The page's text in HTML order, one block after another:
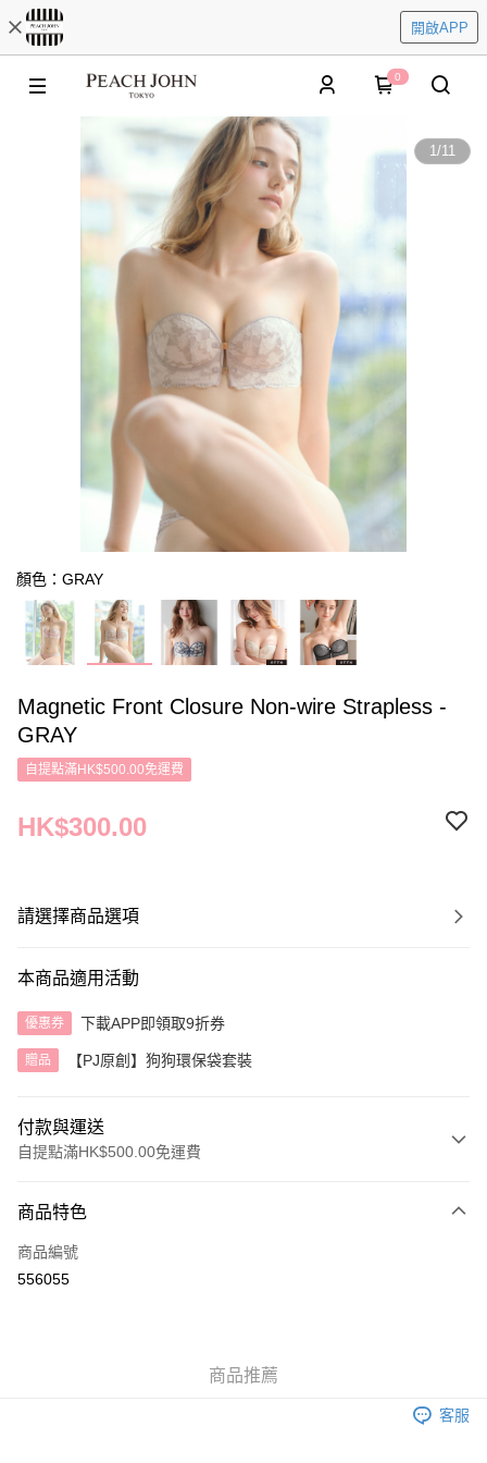
開啟APP
0
1/11
顏色：GRAY
Magnetic Front Closure Non-wire Strapless -
GRAY
自提點滿HK$500.00免運費
HK$300.00
請選擇商品選項
本商品適用活動
優惠券 下載APP即領取9折券
贈品 【PJ原創】狗狗環保袋套裝
付款與運送
自提點滿HK$500.00免運費
信用卡
AlipayHK
每筆HK$40.00，滿HK$500.00或以上免運費
商品特色
商品編號
556055
商品推薦
客服